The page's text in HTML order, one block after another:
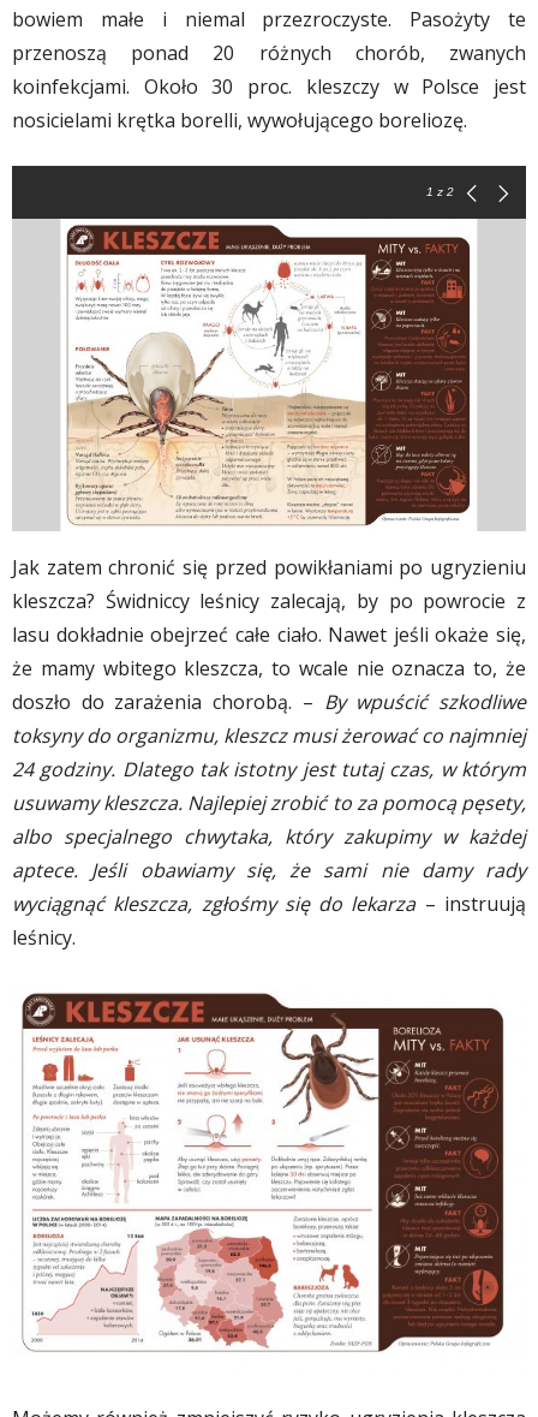
bowiem małe i niemal przezroczyste. Pasożyty te
przenoszą ponad 20 różnych chorób, zwanych
koinfekcjami. Około 30 proc. kleszczy w Polsce jest
nosicielami krętka borelli, wywołującego boreliozę.
1 z 2
Jak zatem chronić się przed powikłaniami po ugryzieniu
kleszcza? Świdniccy leśnicy zalecają, by po powrocie z
lasu dokładnie obejrzeć całe ciało. Nawet jeśli okaże się,
że mamy wbitego kleszcza, to wcale nie oznacza to, że
doszło do zarażenia chorobą. – By wpuścić szkodliwe
toksyny do organizmu, kleszcz musi żerować co najmniej
24 godziny. Dlatego tak istotny jest tutaj czas, w którym
usuwamy kleszcza. Najlepiej zrobić to za pomocą pęsety,
albo specjalnego chwytaka, który zakupimy w każdej
aptece. Jeśli obawiamy się, że sami nie damy rady
wyciągnąć kleszcza, zgłośmy się do lekarza– instruują
leśnicy.